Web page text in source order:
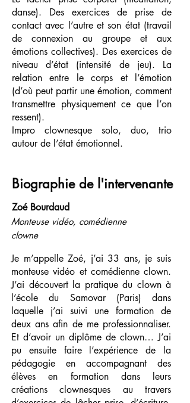
danse). Des exercices de prise de
contact avec l’autre et son état (travail
de connexion au groupe et aux
émotions collectives). Des exercices de
niveau d’état (intensité de jeu). La
relation entre le corps et l’émotion
(d’où peut partir une émotion, comment
transmettre physiquement ce que l’on
ressent).
Impro clownesque solo, duo, trio
autour de l’état émotionnel.
Biographie de l'intervenante
Zoé Bourdaud
Monteuse vidéo, comédienne
clowne
Je m’appelle Zoé, j’ai 33 ans, je suis
monteuse vidéo et comédienne clown.
J’ai découvert la pratique du clown à
l’école du Samovar (Paris) dans
laquelle j’ai suivi une formation de
deux ans afin de me professionnaliser.
Et d’avoir un diplôme de clown… J’ai
pu ensuite faire l’expérience de la
pédagogie en accompagnant des
élèves en formation dans leurs
créations clownesques au travers